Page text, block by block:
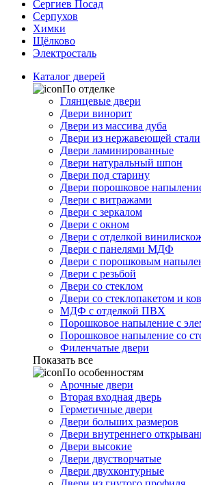
Сергиев Посад
Серпухов
Химки
Щёлково
Электросталь
Каталог дверей
По отделке
Глянцевые двери
Двери винорит
Двери из массива дуба
Двери из нержавеющей стали
Двери ламинированные
Двери натуральный шпон
Двери под старину
Двери порошковое
Двери с витражами
Двери с зеркалом
Двери с окном
Двери с отделкой
Двери с панелями МДФ
Двери с порошковым
Двери с резьбой
Двери со стеклом
Двери со стеклопакетом и
МДФ с отделкой ПВХ
Порошковое напыление с
Порошковое напыление со
Филенчатые двери
Показать все
По особенностям
Арочные двери
Вторая входная дверь
Герметичные двери
Двери больших размеров
Двери внутреннего
Двери высокие
Двери двустворчатые
Двери двухконтурные